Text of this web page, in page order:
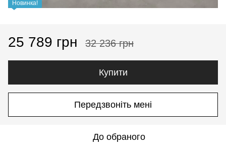
Новинка!
25 789 грн 32 236 грн
Купити
Передзвоніть мені
До обраного